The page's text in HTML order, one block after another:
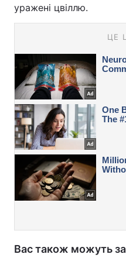
уражені цвіллю.
Вас також можуть